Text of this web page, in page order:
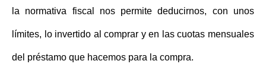
la normativa fiscal nos permite deducirnos, con unos
límites, lo invertido al comprar y en las cuotas mensuales
del préstamo que hacemos para la compra.